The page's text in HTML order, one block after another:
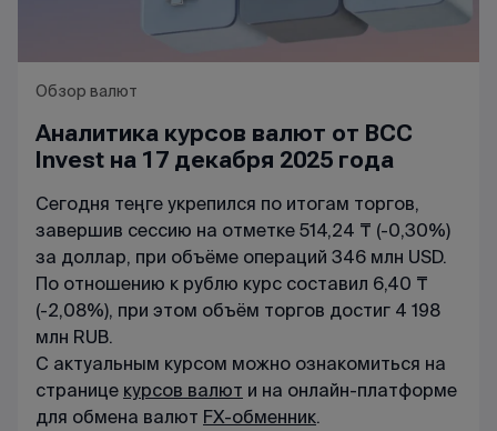
Обзор валют
Аналитика курсов валют от BCC
Invest на 17 декабря 2025 года
Сегодня теңге укрепился по итогам торгов,
завершив сессию на отметке 514,24 ₸ (-0,30%)
за доллар, при объёме операций 346 млн USD.
По отношению к рублю курс составил 6,40 ₸
(-2,08%), при этом объём торгов достиг 4 198
млн RUB.
С актуальным курсом можно ознакомиться на
странице курсов валют и на онлайн-платформе
для обмена валют FX-обменник.